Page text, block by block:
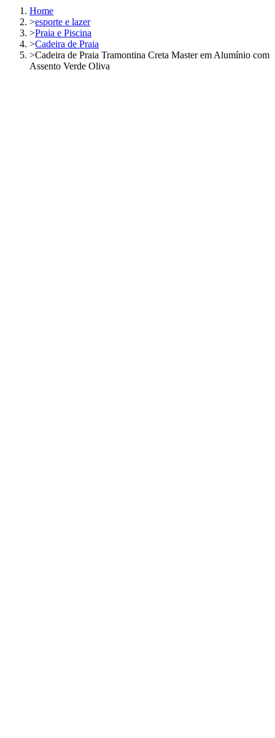
Home
>esporte e lazer
>Praia e Piscina
>Cadeira de Praia
>Cadeira de Praia Tramontina Creta Master em Alumínio com
Assento Verde Oliva